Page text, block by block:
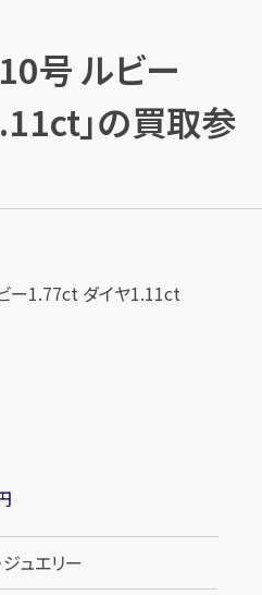
号 ルビー
」の買取参
ュエリー